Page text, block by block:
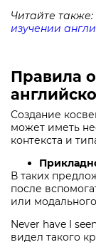
Читайте также:
изучении
Правила
Создание
может иметь
контекста и
В таких
после
или
Never have I
видел такого